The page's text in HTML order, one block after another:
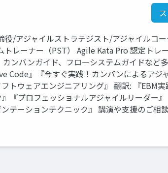
/アジャイルストラテジスト/アジャイルコ
レーナー（PST） Agile Kata Pro 認定トレ
ンバンガイド、フローシステムガイドなど
Code』『今すぐ実践！カンバンによるアジ
トウェアエンジニアリング』 翻訳: 『EBM
『プロフェッショナルアジャイルリーダー
テーションテクニック』 講演や支援のご相